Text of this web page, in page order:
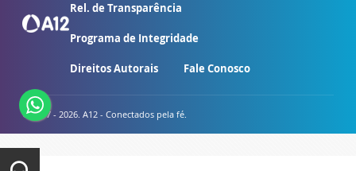
Rel. de Transparência
Programa de Integridade
Direitos Autorais Fale Conosco
© 2007 - 2026. A12 - Conectados pela fé.